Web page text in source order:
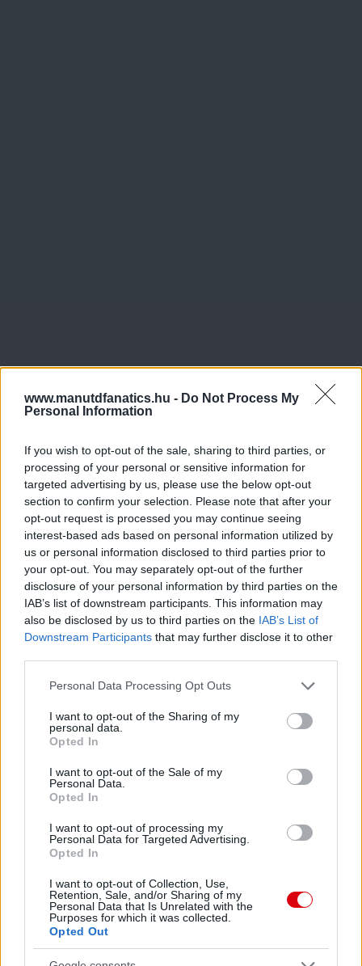
www.manutdfanatics.hu - Do Not Process My
Personal Information
If you wish to opt-out of the sale, sharing to third parties, or
processing of your personal or sensitive information for
targeted advertising by us, please use the below opt-out
section to confirm your selection. Please note that after your
opt-out request is processed you may continue seeing
interest-based ads based on personal information utilized by
us or personal information disclosed to third parties prior to
your opt-out. You may separately opt-out of the further
disclosure of your personal information by third parties on the
IAB’s list of downstream participants. This information may
also be disclosed by us to third parties on the IAB’s List of
Downstream Participants that may further disclose it to other
Please note that this website/app uses one or more Google
not limited to your visit or usage behaviour. You may click to
grant or deny consent to Google and its third-party tags to
use your data for below specified purposes in below Google
consent section.
Personal Data Processing Opt Outs
I want to opt-out of the Sharing of my
personal data.
Opted In
I want to opt-out of the Sale of my
Personal Data.
Opted In
I want to opt-out of processing my
Personal Data for Targeted Advertising.
Opted In
I want to opt-out of Collection, Use,
Retention, Sale, and/or Sharing of my
Personal Data that Is Unrelated with the
Purposes for which it was collected.
Opted Out
Meccs Center
Paris Saint-Germainvs
Manchester United
Felkészülési szezon 4. mérkőzés